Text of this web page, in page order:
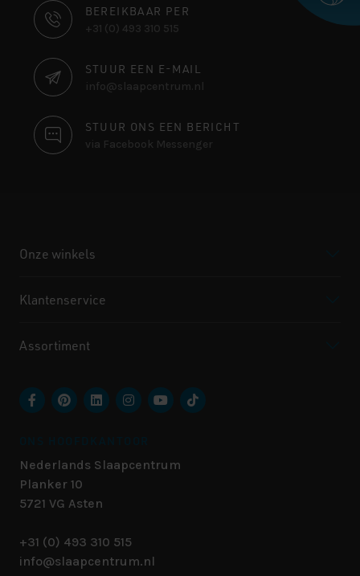
CONTACT
INFORMATIE
BEREIKBAAR PER
+31 (0) 493 310 515
STUUR EEN E-MAIL
info@slaapcentrum.nl
STUUR ONS EEN BERICHT
via Facebook Messenger
Onze winkels
Klantenservice
Assortiment
Nederlands Slaapcentrum
Planker 10
5721 VG Asten
+31 (0) 493 310 515
info@slaapcentrum.nl